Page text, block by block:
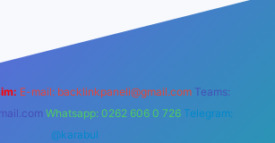
E-mail: backlinkpaneli@gmail.com Teams:
Whatsapp: 0262 606 0 726 Telegram:
@karabul